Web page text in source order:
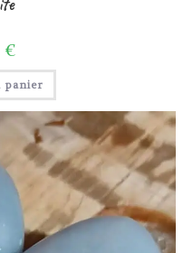
€
panier